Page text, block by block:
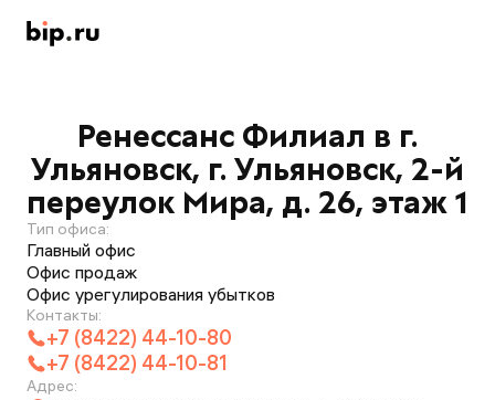
Ренессанс Филиал в г.
Ульяновск, г. Ульяновск, 2-й
переулок Мира, д. 26, этаж 1
Тип офиса:
Главный офис
Офис продаж
Офис урегулирования убытков
Контакты:
+7 (8422) 44-10-80
+7 (8422) 44-10-81
Адрес: